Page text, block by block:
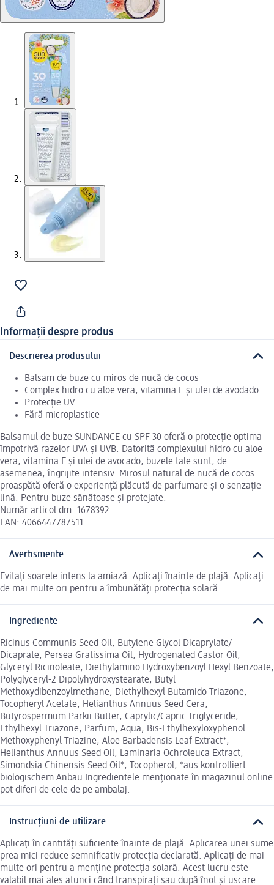
Informații despre produs
Descrierea produsului
Balsam de buze cu miros de nucă de cocos
Complex hidro cu aloe vera, vitamina E și ulei de avodado
Protecție UV
Fără microplastice
Balsamul de buze SUNDANCE cu SPF 30 oferă o protecție optima
împotrivă razelor UVA și UVB. Datorită complexului hidro cu aloe
vera, vitamina E și ulei de avocado, buzele tale sunt, de
asemenea, îngrijite intensiv. Mirosul natural de nucă de cocos
proaspătă oferă o experiență plăcută de parfumare și o senzație
lină. Pentru buze sănătoase și protejate.
Număr articol dm: 1678392
EAN: 4066447787511
Avertismente
Evitați soarele intens la amiază. Aplicați înainte de plajă. Aplicați
de mai multe ori pentru a îmbunătăți protecția solară.
Ingrediente
Ricinus Communis Seed Oil, Butylene Glycol Dicaprylate/
Dicaprate, Persea Gratissima Oil, Hydrogenated Castor Oil,
Glyceryl Ricinoleate, Diethylamino Hydroxybenzoyl Hexyl Benzoate,
Polyglyceryl-2 Dipolyhydroxystearate, Butyl
Methoxydibenzoylmethane, Diethylhexyl Butamido Triazone,
Tocopheryl Acetate, Helianthus Annuus Seed Cera,
Butyrospermum Parkii Butter, Caprylic/Capric Triglyceride,
Ethylhexyl Triazone, Parfum, Aqua, Bis-Ethylhexyloxyphenol
Methoxyphenyl Triazine, Aloe Barbadensis Leaf Extract*,
Helianthus Annuus Seed Oil, Laminaria Ochroleuca Extract,
Simondsia Chinensis Seed Oil*, Tocopherol, *aus kontrolliert
biologischem Anbau Ingredientele menționate în magazinul online
pot diferi de cele de pe ambalaj.
Instrucțiuni de utilizare
Aplicați în cantități suficiente înainte de plajă. Aplicarea unei sume
prea mici reduce semnificativ protecția declarată. Aplicați de mai
multe ori pentru a menține protecția solară. Acest lucru este
valabil mai ales atunci când transpirați sau după înot și uscare.